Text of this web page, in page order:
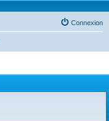
Connexion